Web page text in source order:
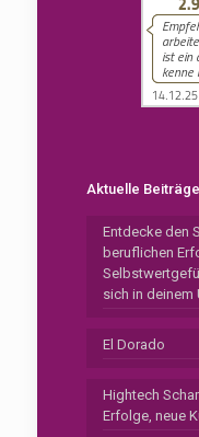
Aktuelle Beiträge
Entdecke den
beruflichen
sich in
El Dorado
Hightech
Erfolge, neue